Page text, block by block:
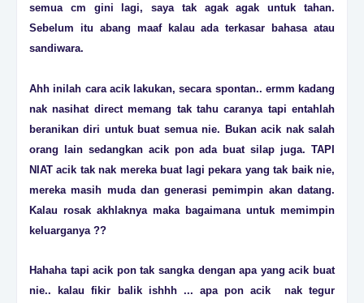
semua cm gini lagi, saya tak agak agak untuk tahan.
Sebelum itu abang maaf kalau ada terkasar bahasa atau
sandiwara.
Ahh inilah cara acik lakukan, secara spontan.. ermm kadang
nak nasihat direct memang tak tahu caranya tapi entahlah
beranikan diri untuk buat semua nie. Bukan acik nak salah
orang lain sedangkan acik pon ada buat silap juga. TAPI
NIAT acik tak nak mereka buat lagi pekara yang tak baik nie,
mereka masih muda dan generasi pemimpin akan datang.
Kalau rosak akhlaknya maka bagaimana untuk memimpin
keluarganya ??
Hahaha tapi acik pon tak sangka dengan apa yang acik buat
nie.. kalau fikir balik ishhh ... apa pon acik nak tegur